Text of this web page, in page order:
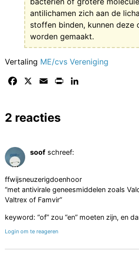
antilichamen zich aan de
stoffen binden, kunnen deze
worden gemaakt.
Vertaling ME/cvs Vereniging
Facebook Email Print
2 reacties
soof schreef:
ffwijsneuzerigdoenhoor
“met antivirale geneesmiddelen zoals
Valtrex of Famvir”
keyword: “of” zou “en” moeten zijn, en
Login om te reageren